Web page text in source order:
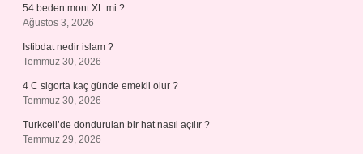
54 beden mont XL mi ?
Ağustos 3, 2026
Istibdat nedir islam ?
Temmuz 30, 2026
4 C sigorta kaç günde emekli olur ?
Temmuz 30, 2026
Turkcell’de dondurulan bir hat nasıl açılır ?
Temmuz 29, 2026